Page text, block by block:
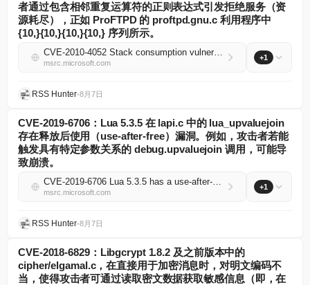
者通过包含相邻重复运算符的正则表达式引发拒绝服务（资
源耗尽），正如 ProFTPD 的 proftpd.gnu.c 利用程序中
{10,}{10,}{10,}{10,} 序列所示。
CVE-2010-4052 Stack consumption vulnerability in the regcomp implementation in the GNU C Library (aka glibc or libc6) through 2.11.3, and 2.12.x through 2.12.2, allows context-dependent attackers to cause a denial of service (resource exhaustion) via...
msrc.microsoft.com
+1
RSS Hunter•8月7日
CVE-2019-6706：Lua 5.3.5 在 lapi.c 中的 lua_upvaluejoin
存在释放后使用（use-after-free）漏洞。例如，攻击者若能
触发具有特定参数关系的 debug.upvaluejoin 调用，可能导
致崩溃。
CVE-2019-6706 Lua 5.3.5 has a use-after-free in lua_upvaluejoin in lapi.c. For example a crash outcome might be achieved by an attacker who is able to trigger a debug.upvaluejoin call in which the arguments have certain relationships.
msrc.microsoft.com
+1
RSS Hunter•8月7日
CVE-2018-6829：Libgcrypt 1.8.2 及之前版本中的
cipher/elgamal.c，在直接用于加密消息时，对明文编码不
当，使得攻击者可通过读取密文数据获取敏感信息（即，在